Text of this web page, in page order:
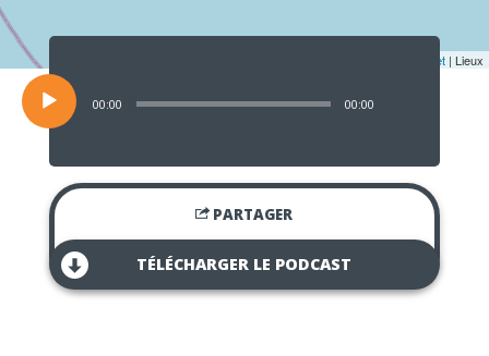
Leaflet | Lieux
Lecteur
00:00 00:00
PARTAGER
TÉLÉCHARGER LE PODCAST